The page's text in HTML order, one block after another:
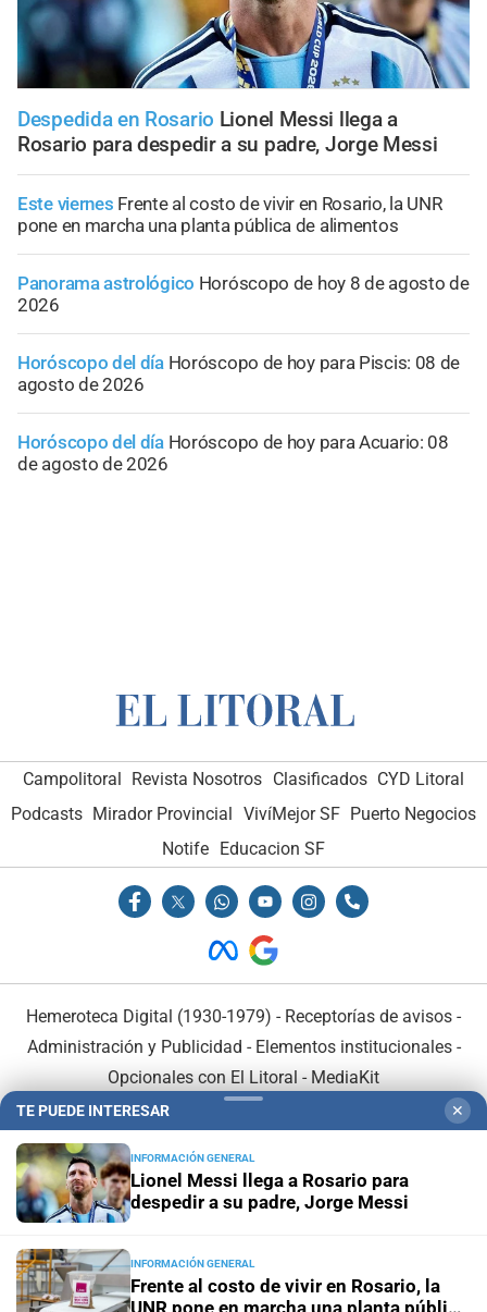
Despedida en Rosario Lionel Messi llega a
Rosario para despedir a su padre, Jorge Messi
Este viernes Frente al costo de vivir en Rosario, la UNR
pone en marcha una planta pública de alimentos
Panorama astrológico Horóscopo de hoy 8 de agosto de
2026
Horóscopo del día Horóscopo de hoy para Piscis: 08 de
agosto de 2026
Horóscopo del día Horóscopo de hoy para Acuario: 08
de agosto de 2026
Campolitoral Revista Nosotros Clasificados CYD Litoral
Podcasts Mirador Provincial VivíMejor SF Puerto Negocios
Notife Educacion SF
Hemeroteca Digital (1930-1979) - Receptorías de avisos -
Administración y Publicidad - Elementos institucionales-
Opcionales con El Litoral - MediaKit
En Asociación con:
TE PUEDE INTERESAR ✕
INFORMACIÓN GENERAL
Lionel Messi llega a Rosario para
despedir a su padre, Jorge Messi
INFORMACIÓN GENERAL
Frente al costo de vivir en Rosario, la
UNR pone en marcha una planta pública